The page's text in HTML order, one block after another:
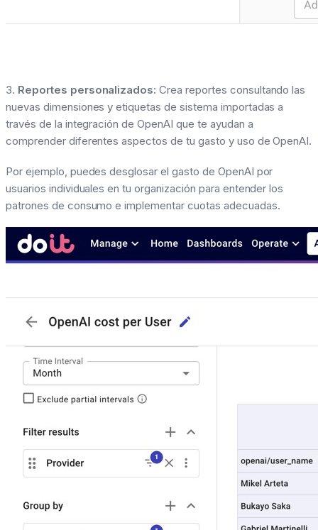
3. Reportes personalizados: Crea reportes consultando las
nuevas dimensiones y etiquetas de sistema importadas a
través de la integración de OpenAI que te ayudan a
comprender diferentes aspectos de tu gasto y uso de OpenAI.
Por ejemplo, puedes desglosar el gasto de OpenAI por
usuarios individuales en tu organización para entender los
patrones de consumo e implementar cuotas adecuadas.